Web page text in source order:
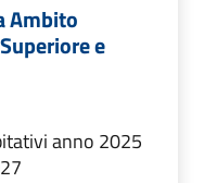
Ambito
e
anno 2025